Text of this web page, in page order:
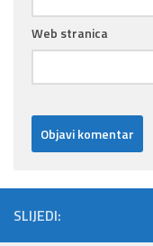
Web stranica
SLIJEDI: